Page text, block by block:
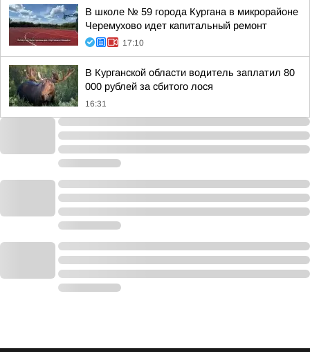
В школе № 59 города Кургана в микрорайоне
Черемухово идет капитальный ремонт
17:10
В Курганской области водитель заплатил 80
000 рублей за сбитого лося
16:31